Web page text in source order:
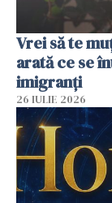
Vrei să te
arată ce se
imigranți
26 IULIE 2026